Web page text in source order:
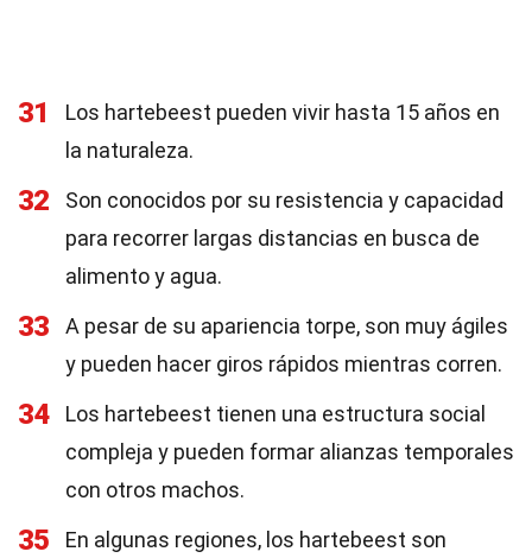
31
Los hartebeest pueden vivir hasta 15 años en
la naturaleza.
32
Son conocidos por su resistencia y capacidad
para recorrer largas distancias en busca de
alimento y agua.
33
A pesar de su apariencia torpe, son muy ágiles
y pueden hacer giros rápidos mientras corren.
34
Los hartebeest tienen una estructura social
compleja y pueden formar alianzas temporales
con otros machos.
35
En algunas regiones, los hartebeest son